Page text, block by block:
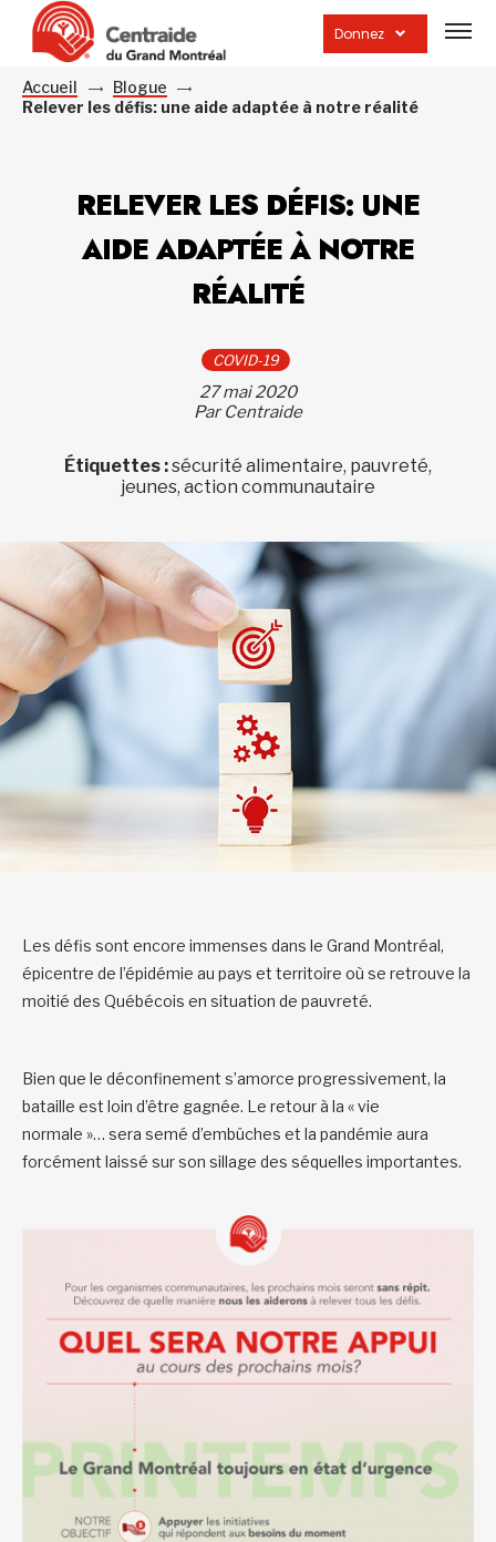
Donnez
la
Accueil
Blogue
Relever les défis: une aide adaptée à notre réalité
RELEVER LES DÉFIS: UNE
AIDE ADAPTÉE À NOTRE
RÉALITÉ
COVID-19
27 mai 2020
Par Centraide
Étiquettes :sécurité alimentaire, pauvreté,
jeunes, action communautaire
Les défis sont encore immenses dans le Grand Montréal,
épicentre de l’épidémie au pays et territoire où se retrouve la
moitié des Québécois en situation de pauvreté.
Bien que le déconfinement s’amorce progressivement, la
bataille est loin d’être gagnée. Le retour à la « vie
normale »… sera semé d’embûches et la pandémie aura
forcément laissé sur son sillage des séquelles importantes.